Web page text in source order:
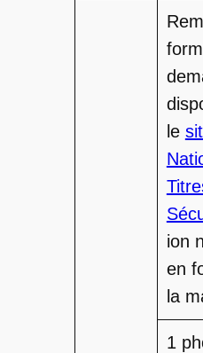
le
ion
en
la
1